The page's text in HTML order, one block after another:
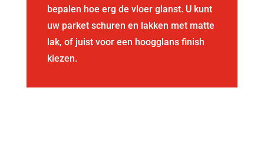
bepalen hoe erg de vloer glanst. U kunt
uw parket schuren en lakken met matte
lak, of juist voor een hoogglans finish
kiezen.